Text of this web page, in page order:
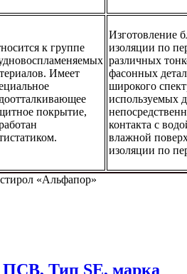
к группе
Имеет
покрытие,
Изготовление
изоляции по
различных
фасонных
широкого
используемых
контакта с
влажной
изоляции по
Тип SE, марка